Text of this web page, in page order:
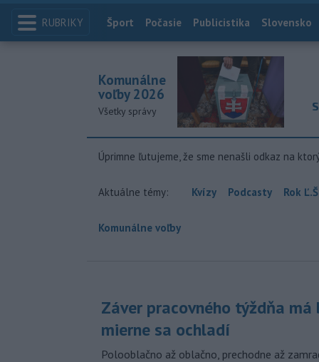
RUBRIKY Index
Šport Počasie Publicistika Slovensko
Komunálne
voľby 2026
Všetky správy
Úprimne ľutujeme, že sme nenašli odkaz na
Aktuálne témy: Kvízy Podcasty Rok
Komunálne voľby
Záver pracovného týždňa má
mierne sa ochladí
Polooblačno až oblačno, prechodne až